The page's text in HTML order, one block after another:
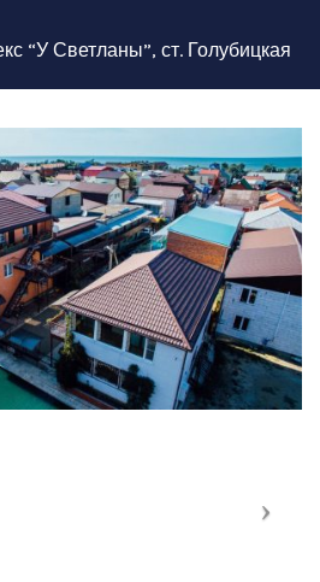
“У Светланы”, ст. Голубицкая